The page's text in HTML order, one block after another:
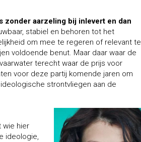
zonder aarzeling bij inlevert en dan
stabiel en behoren tot het
om mee te regeren of relevant te
voldoende benut. Maar daar waar de
terecht waar de prijs voor
voor deze partij komende jaren om
strontvliegen aan de
wie hier
ideologie,